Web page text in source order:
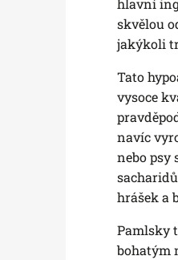
hlavní
skvělou
jakýkoli
Tato
vysoce
navíc
nebo psy
hrášek a
Pamlsky
bohatým